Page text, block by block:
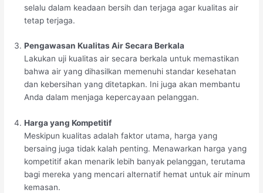
selalu dalam keadaan bersih dan terjaga agar kualitas air
tetap terjaga.
Pengawasan Kualitas Air Secara Berkala
Lakukan uji kualitas air secara berkala untuk memastikan
bahwa air yang dihasilkan memenuhi standar kesehatan
dan kebersihan yang ditetapkan. Ini juga akan membantu
Anda dalam menjaga kepercayaan pelanggan.
Harga yang Kompetitif
Meskipun kualitas adalah faktor utama, harga yang
bersaing juga tidak kalah penting. Menawarkan harga yang
kompetitif akan menarik lebih banyak pelanggan, terutama
bagi mereka yang mencari alternatif hemat untuk air minum
kemasan.